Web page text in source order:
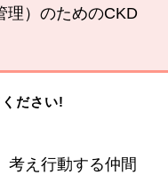
理）のためのCKD
ださい!
考え行動する仲間